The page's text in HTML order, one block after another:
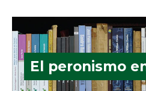
El peronismo